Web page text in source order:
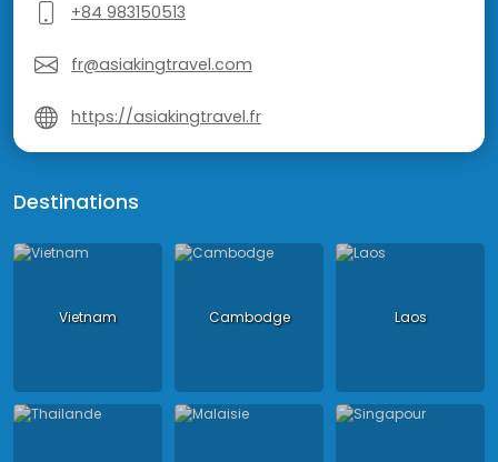
+84 983150513
fr@asiakingtravel.com
https://asiakingtravel.fr
Destinations
Vietnam Cambodge Laos